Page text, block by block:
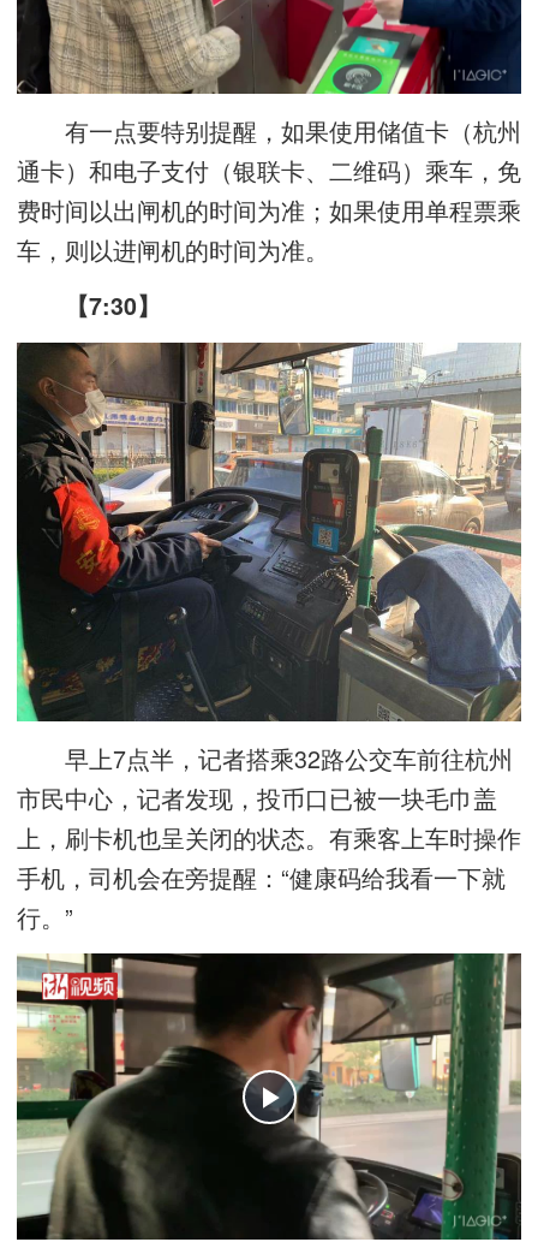
有一点要特别提醒，如果使用储值卡（杭州
通卡）和电子支付（银联卡、二维码）乘车，免
费时间以出闸机的时间为准；如果使用单程票乘
车，则以进闸机的时间为准。
【7:30】
早上7点半，记者搭乘32路公交车前往杭州
市民中心，记者发现，投币口已被一块毛巾盖
上，刷卡机也呈关闭的状态。有乘客上车时操作
手机，司机会在旁提醒：“健康码给我看一下就
行。”